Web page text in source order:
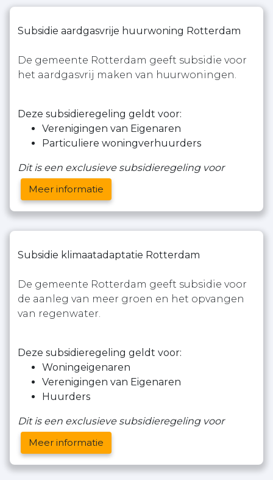
Subsidie aardgasvrije huurwoning Rotterdam
De gemeente Rotterdam geeft subsidie voor
het aardgasvrij maken van huurwoningen.
Deze subsidieregeling geldt voor:
Verenigingen van Eigenaren
Particuliere woningverhuurders
Dit is een exclusieve subsidieregeling voor
Meer informatie
Subsidie klimaatadaptatie Rotterdam
De gemeente Rotterdam geeft subsidie voor
de aanleg van meer groen en het opvangen
van regenwater.
Deze subsidieregeling geldt voor:
Woningeigenaren
Verenigingen van Eigenaren
Huurders
Dit is een exclusieve subsidieregeling voor
Meer informatie